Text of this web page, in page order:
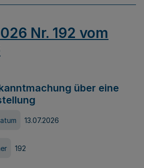
Nr. 192 vom
über eine
13.07.2026
192